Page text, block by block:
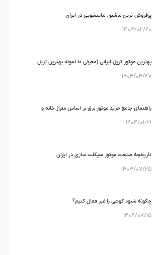
پرفروش ترین ماشین لباسشویی در ایران
۱۴۰۳/۰۲/۲۰
بهترین موتور تریل ایرانی (معرفی ۱۰ نمونه بهترین تریل
های ایرانی)
۱۴۰۴/۰۴/۲۷
راهنمای جامع خرید موتور برق بر اساس متراژ خانه و
لوازم خانگی
۱۴۰۴/۰۱/۲۱
تاریخچه صنعت موتور سیکلت سازی در ایران
۱۴۰۳/۰۷/۲۵
چگونه شنود گوشی را غیر فعال کنیم؟
۱۴۰۴/۰۷/۱۵